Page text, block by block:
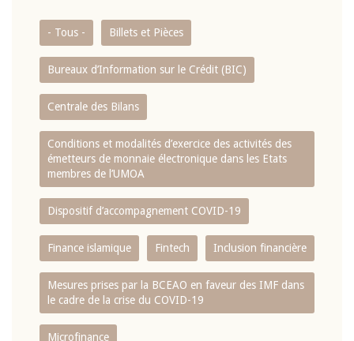
- Tous - Billets et Pièces
Bureaux d’Information sur le Crédit (BIC)
Centrale des Bilans
Conditions et modalités d’exercice des activités des
émetteurs de monnaie électronique dans les Etats
membres de l’UMOA
Dispositif d’accompagnement COVID-19
Finance islamique Fintech Inclusion financière
Mesures prises par la BCEAO en faveur des IMF dans
le cadre de la crise du COVID-19
Microfinance